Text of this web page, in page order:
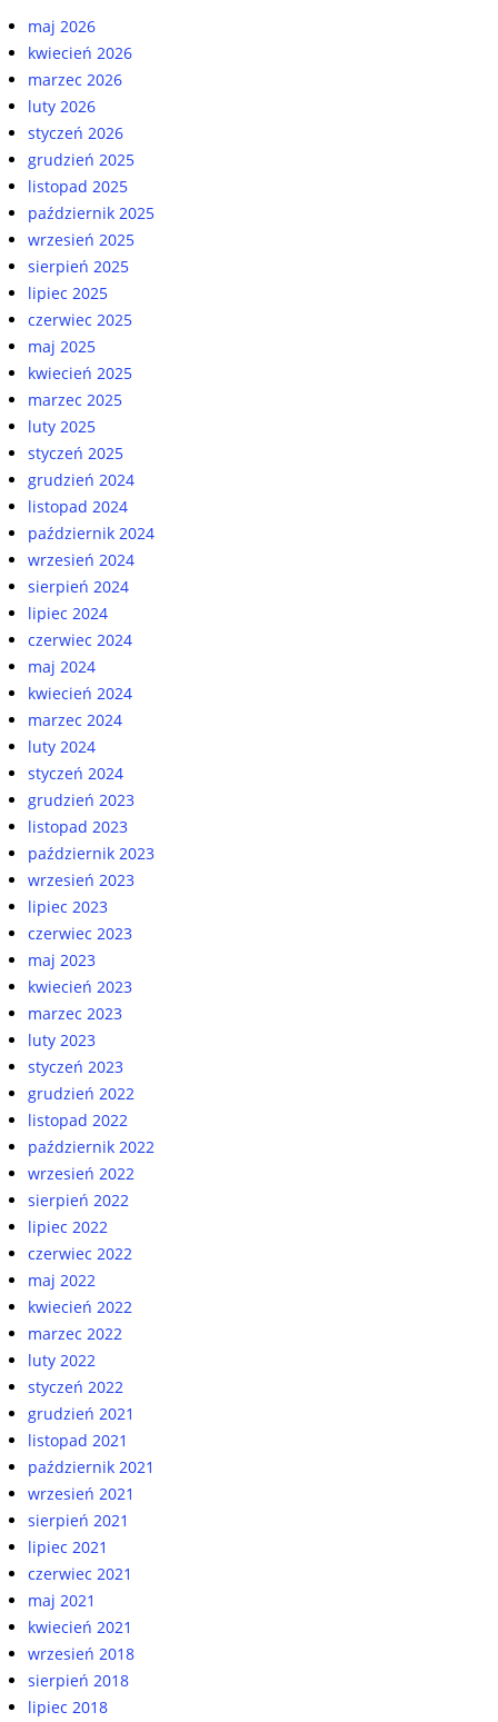
maj 2026
kwiecień 2026
marzec 2026
luty 2026
styczeń 2026
grudzień 2025
listopad 2025
październik 2025
wrzesień 2025
sierpień 2025
lipiec 2025
czerwiec 2025
maj 2025
kwiecień 2025
marzec 2025
luty 2025
styczeń 2025
grudzień 2024
listopad 2024
październik 2024
wrzesień 2024
sierpień 2024
lipiec 2024
czerwiec 2024
maj 2024
kwiecień 2024
marzec 2024
luty 2024
styczeń 2024
grudzień 2023
listopad 2023
październik 2023
wrzesień 2023
lipiec 2023
czerwiec 2023
maj 2023
kwiecień 2023
marzec 2023
luty 2023
styczeń 2023
grudzień 2022
listopad 2022
październik 2022
wrzesień 2022
sierpień 2022
lipiec 2022
czerwiec 2022
maj 2022
kwiecień 2022
marzec 2022
luty 2022
styczeń 2022
grudzień 2021
listopad 2021
październik 2021
wrzesień 2021
sierpień 2021
lipiec 2021
czerwiec 2021
maj 2021
kwiecień 2021
wrzesień 2018
sierpień 2018
lipiec 2018